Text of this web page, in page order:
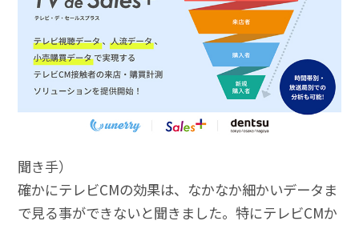
聞き手）
確かにテレビCMの効果は、なかなか細かいデータま
で見る事ができないと聞きました。特にテレビCMか